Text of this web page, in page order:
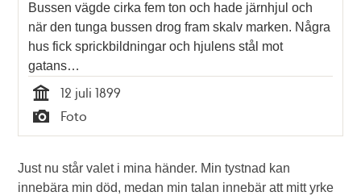
Bussen vägde cirka fem ton och hade järnhjul och
när den tunga bussen drog fram skalv marken. Några
hus fick sprickbildningar och hjulens stål mot
gatans…
Tid
12 juli 1899
Typ
Foto
Just nu står valet i mina händer. Min tystnad kan
innebära min död, medan min talan innebär att mitt yrke